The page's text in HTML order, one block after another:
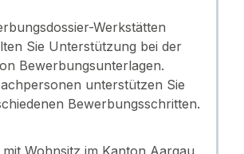
Werkstätten
Sie Unterstützung bei der
Bewerbungsunterlagen.
unterstützen Sie
Bewerbungsschritten.
Wohnsitz im Kanton Aargau